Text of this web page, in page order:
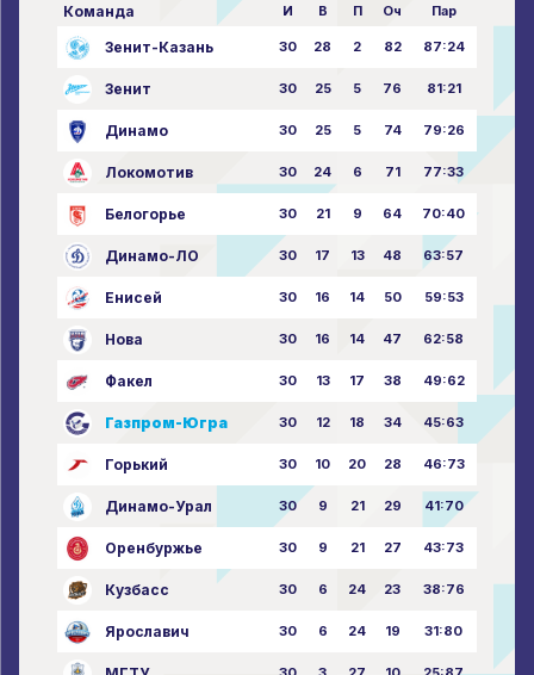
Команда И В П Оч Пар
Зенит-Казань 30 28 2 82 87:24
Зенит 30 25 5 76 81:21
Динамо 30 25 5 74 79:26
Локомотив 30 24 6 71 77:33
Белогорье 30 21 9 64 70:40
Динамо-ЛО 30 17 13 48 63:57
Енисей 30 16 14 50 59:53
Нова 30 16 14 47 62:58
Факел 30 13 17 38 49:62
Газпром-Югра 30 12 18 34 45:63
Горький 30 10 20 28 46:73
Динамо-Урал 30 9 21 29 41:70
Оренбуржье 30 9 21 27 43:73
Кузбасс 30 6 24 23 38:76
Ярославич 30 6 24 19 31:80